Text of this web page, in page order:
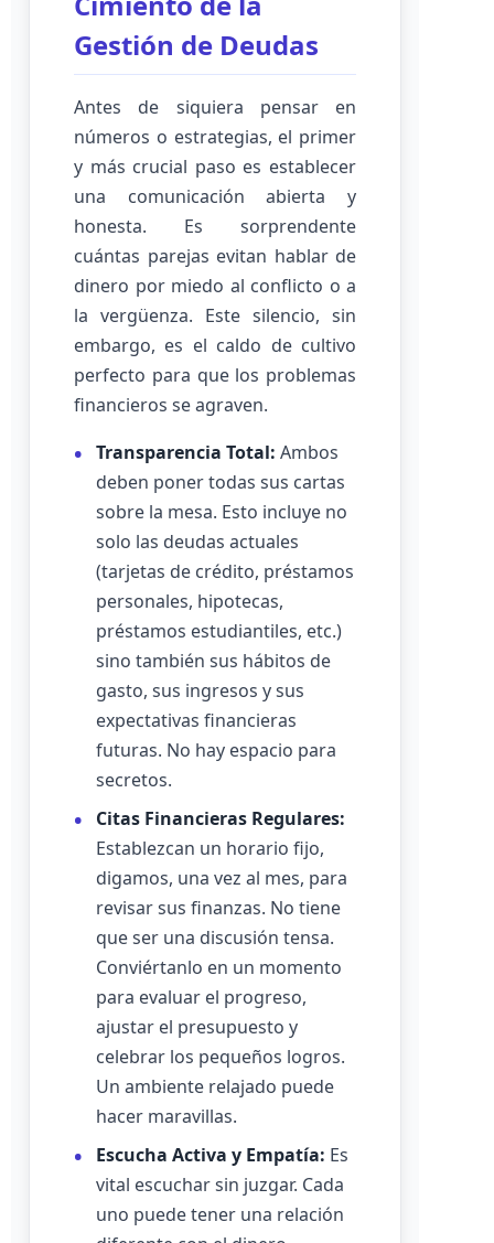
Gestión de Deudas
Antes de siquiera pensar en
números o estrategias, el primer
y más crucial paso es establecer
una comunicación abierta y
honesta. Es sorprendente
cuántas parejas evitan hablar de
dinero por miedo al conflicto o a
la vergüenza. Este silencio, sin
embargo, es el caldo de cultivo
perfecto para que los problemas
financieros se agraven.
Transparencia Total: Ambos
deben poner todas sus cartas
sobre la mesa. Esto incluye no
solo las deudas actuales
(tarjetas de crédito, préstamos
personales, hipotecas,
préstamos estudiantiles, etc.)
sino también sus hábitos de
gasto, sus ingresos y sus
expectativas financieras
futuras. No hay espacio para
secretos.
Citas Financieras Regulares:
Establezcan un horario fijo,
digamos, una vez al mes, para
revisar sus finanzas. No tiene
que ser una discusión tensa.
Conviértanlo en un momento
para evaluar el progreso,
ajustar el presupuesto y
celebrar los pequeños logros.
Un ambiente relajado puede
hacer maravillas.
Escucha Activa y Empatía: Es
vital escuchar sin juzgar. Cada
uno puede tener una relación